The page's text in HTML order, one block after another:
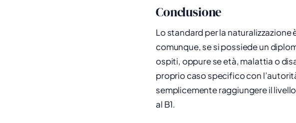
Conclusione
Lo standard per la naturalizzazione
comunque, se si possiede un
ospiti, oppure se età, malattia o
proprio caso specifico con
semplicemente raggiungere il
al B1.